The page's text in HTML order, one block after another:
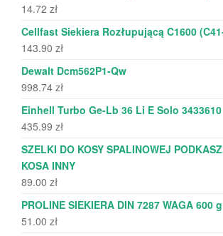
14.72 zł
Cellfast Siekiera Rozłupującą C1600
143.90 zł
Dewalt Dcm562P1-Qw
998.74 zł
Einhell Turbo Ge-Lb 36 Li E Solo 3433610
435.99 zł
SZELKI DO KOSY SPALINOWEJ
KOSA INNY
89.00 zł
PROLINE SIEKIERA DIN 7287 WAGA 600
51.00 zł